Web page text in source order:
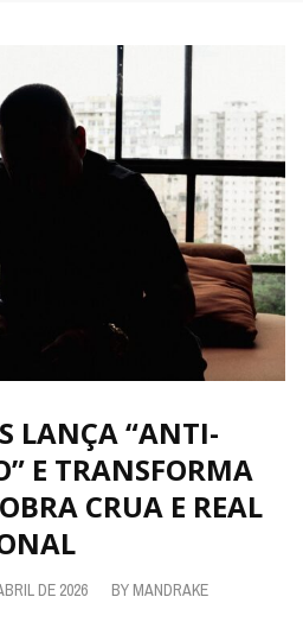
LANÇA “ANTI-
E TRANSFORMA
CRUA E REAL
DE 2026 BY MANDRAKE